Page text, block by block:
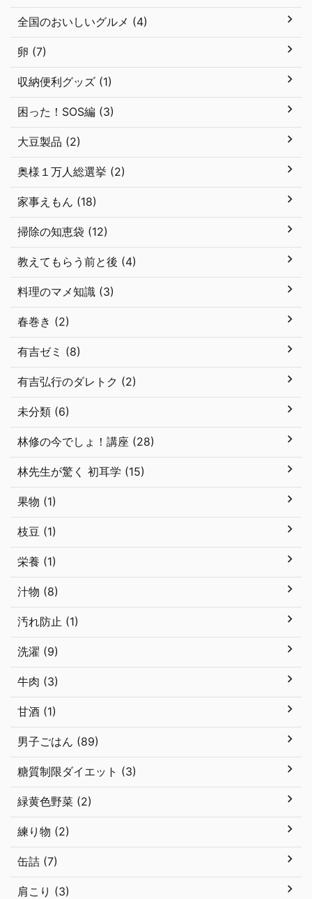
全国のおいしいグルメ (4)
卵 (7)
収納便利グッズ (1)
困った！SOS編 (3)
大豆製品 (2)
奥様１万人総選挙 (2)
家事えもん (18)
掃除の知恵袋 (12)
教えてもらう前と後 (4)
料理のマメ知識 (3)
春巻き (2)
有吉ゼミ (8)
有吉弘行のダレトク (2)
未分類 (6)
林修の今でしょ！講座 (28)
林先生が驚く 初耳学 (15)
果物 (1)
枝豆 (1)
栄養 (1)
汁物 (8)
汚れ防止 (1)
洗濯 (9)
牛肉 (3)
甘酒 (1)
男子ごはん (89)
糖質制限ダイエット (3)
緑黄色野菜 (2)
練り物 (2)
缶詰 (7)
肩こり (3)